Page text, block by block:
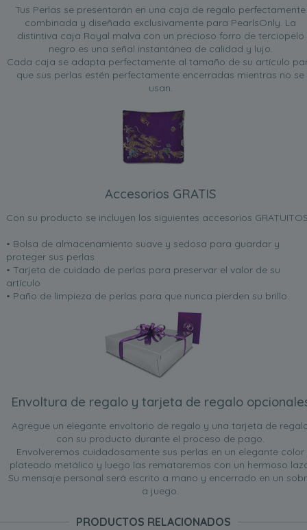
Tus Perlas se presentarán en una caja de regalo perfectamente
combinada y diseñada exclusivamente para PearlsOnly. La
distintiva caja Royal malva con un precioso forro de terciopelo
negro es una señal instantánea de calidad y lujo.
Cada caja se adapta perfectamente al tamaño de su artículo
que sus perlas estén perfectamente encerradas mientras no se
usan.
Accesorios GRATIS
Con su producto se incluyen los siguientes accesorios
• Bolsa de almacenamiento suave y sedosa para guardar y
proteger sus perlas
• Tarjeta de cuidado de perlas para preservar el valor de su
artículo
• Paño de limpieza de perlas para que nunca pierden su brillo.
Envoltura de regalo y tarjeta de regalo
Agregue un elegante envoltorio de regalo y una tarjeta de
con su producto durante el proceso de pago.
Envolveremos cuidadosamente sus perlas en un elegante color
plateado metálico y luego las remataremos con un hermoso
Su mensaje personal será escrito a mano y encerrado en un
a juego.
PRODUCTOS RELACIONADOS